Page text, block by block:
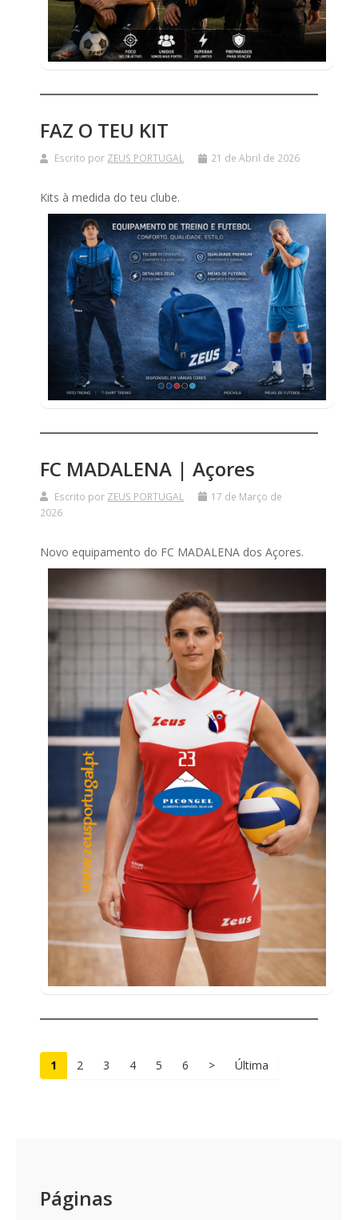
EQUIPAMENTOS
EQUIPAMENTOS
ESTAMPAGENS
EMBLEMAS
TREINO
MOCHILAS
PADEL
POLOS
TREINO
VOLEIBOL
FAZ O TEU KIT
Escrito por ZEUS PORTUGAL 21 de Abril de 2026
Kits à medida do teu clube.
FC MADALENA | Açores
Escrito por ZEUS PORTUGAL
17 de Março de
2026
Novo equipamento do FC MADALENA dos Açores.
1 2 3 4 5 6 > Última
Páginas